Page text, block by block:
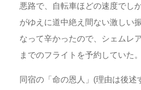
悪路で、自転車ほどの速度でし
がゆえに道中絶え間ない激しい
なって辛かったので、シェムレ
までのフライトを予約していた。
同宿の「命の恩人」(理由は後述